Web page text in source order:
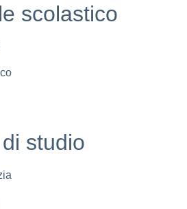
scolastico
studio